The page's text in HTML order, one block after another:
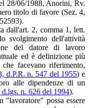
28/06/1988, Anorini, Rv.
titolo di favore (Sez. 4,
dall'art. 2, comma 1, lett.
svolgimento dell'attività
del datore di lavoro
ed è definizione più
facevano riferimento,
d.P.R. n. 547 del 1955) e
alle dipendenze di un
n. 626 del 1994).
"lavoratore" possa essere